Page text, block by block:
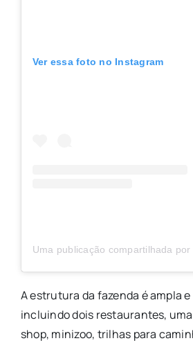
Ver essa foto no Instagram
A estrutura da fazenda é ampla
incluindo dois restaurantes,
shop, minizoo, trilhas para